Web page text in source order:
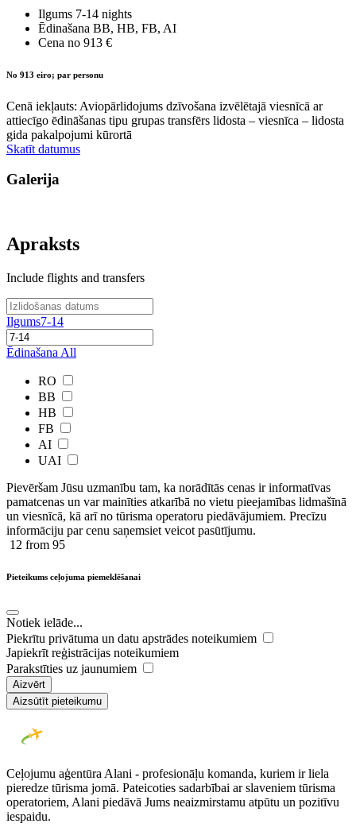
Ilgums 7-14 nights
Ēdinašana BB, HB, FB, AI
Cena no 913 €
No 913 eiro; par personu
Cenā iekļauts: Aviopārlidojums dzīvošana izvēlētajā viesnīcā ar
attiecīgo ēdināšanas tipu grupas transfērs lidosta – viesnīca – lidosta
gida pakalpojumi kūrortā
Skatīt datumus
Galerija
Apraksts
Include flights and transfers
Ilgums7-14
Ēdinašana All
RO
BB
HB
FB
AI
UAI
Pievēršam Jūsu uzmanību tam, ka norādītās cenas ir ​informatīvas ​
pamatcenas un var mainīties atkarībā ​no ​vietu pieejamības lidmašīnā
un viesnīcā, kā arī no tūrisma operatoru piedāvājumiem. Precīzu
informāciju par cenu saņemsiet veicot pasūtījumu.
12 from 95
Pieteikums ceļojuma piemeklēšanai
Notiek ielāde...
Piekrītu privātuma un datu apstrādes noteikumiem
Japiekrīt reģistrācijas noteikumiem
Parakstīties uz jaunumiem
Aizvērt
Aizsūtīt pieteikumu
Ceļojumu aģentūra Alani - profesionāļu komanda, kuriem ir liela
pieredze tūrisma jomā. Pateicoties sadarbībai ar slaveniem tūrisma
operatoriem, Alani piedāvā Jums neaizmirstamu atpūtu un pozitīvu
iespaidu.